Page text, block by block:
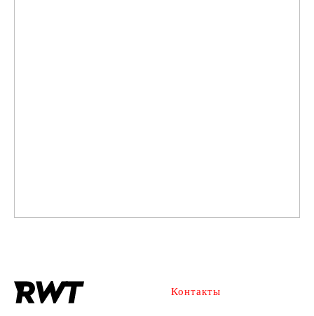
Контакты